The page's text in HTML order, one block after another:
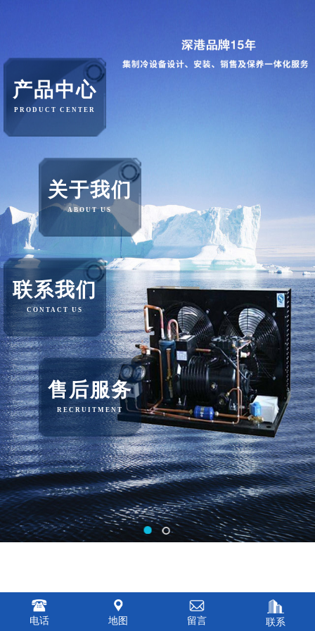
产品中心
PRODUCT CENTER
关于我们
ABOUT US
联系我们
CONTACT US
售后服务
RECRUITMENT
电话 地图 留言 联系